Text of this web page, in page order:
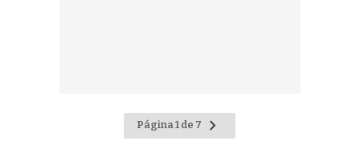
Página 1 de 7
Ir
a